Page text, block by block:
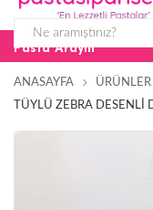
Pasta Arayın
ANASAYFA
ÜRÜNLER
TÜYLÜ ZEBRA DESENLI